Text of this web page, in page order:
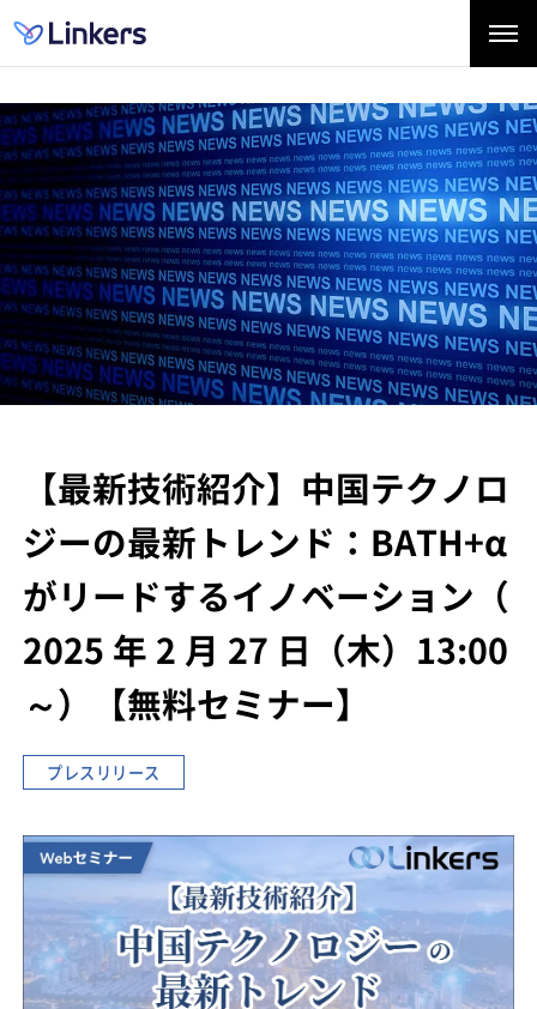
【最新技術紹介】中国テクノロ
ジーの最新トレンド ：BATH+α
がリードするイノベーション （
2025 年 2 月 27 日（木）13:00
～）
【無料セミナー】
プレスリリース